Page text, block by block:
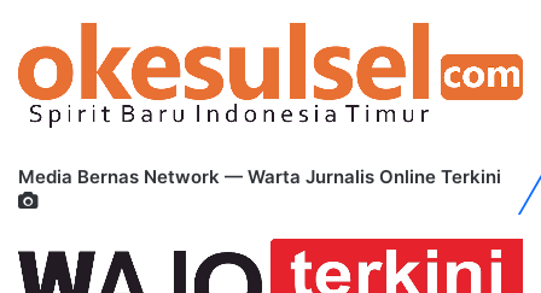
Media Bernas Network — Warta Jurnalis Online Terkini